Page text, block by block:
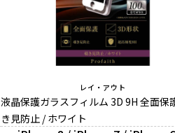
レイ・アウト
液晶保護ガラスフィルム 3D 9H 全面保
き見防止 / ホワイト